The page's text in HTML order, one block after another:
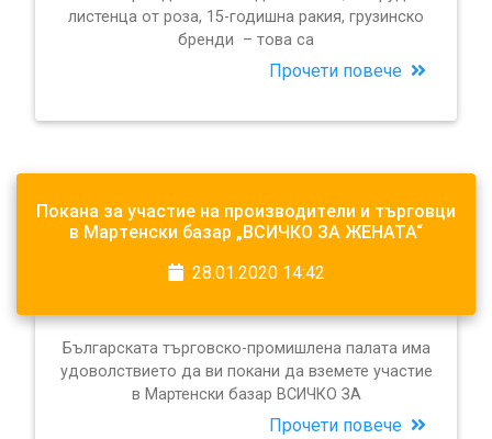
листенца от роза, 15-годишна ракия, грузинско
бренди – това са
Прочети повече
Покана за участие на производители и търговци
в Мартенски базар „ВСИЧКО ЗА ЖЕНАТА“
28.01.2020 14:42
Българската търговско-промишлена палата има
удоволствието да ви покани да вземете участие
в Мартенски базар ВСИЧКО ЗА
Прочети повече